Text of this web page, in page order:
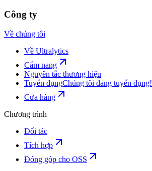
Công ty
Về chúng tôi
Về Ultralytics
Cẩm nang
Nguyên tắc thương hiệu
Tuyển dụngChúng tôi đang tuyển dụng!
Cửa hàng
Chương trình
Đối tác
Tích hợp
Đóng góp cho OSS